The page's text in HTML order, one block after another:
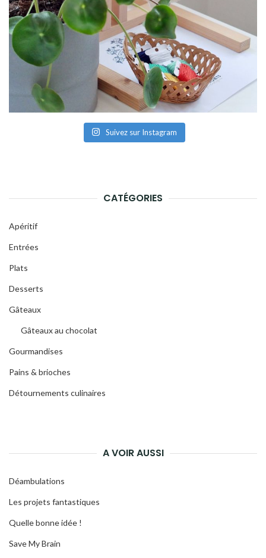
Suivez sur Instagram
CATÉGORIES
Apéritif
Entrées
Plats
Desserts
Gâteaux
Gâteaux au chocolat
Gourmandises
Pains & brioches
Détournements culinaires
A VOIR AUSSI
Déambulations
Les projets fantastiques
Quelle bonne idée !
Save My Brain